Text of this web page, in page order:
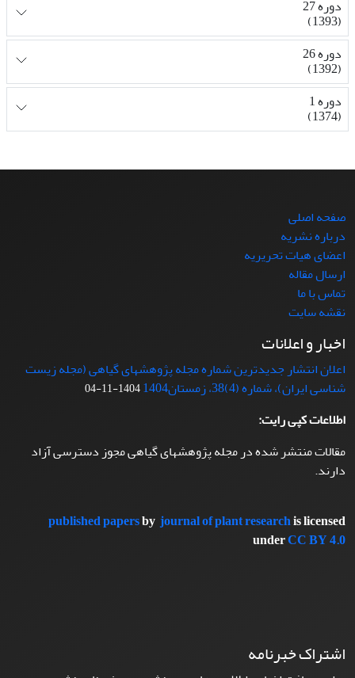
دوره 27
(1393)
دوره 26
(1392)
دوره 1
(1374)
صفحه اصلی
درباره نشریه
اعضای هیات تحریریه
ارسال مقاله
تماس با ما
نقشه سایت
اخبار و اعلانات
اعلان انتشار جدیدترین شماره مجله پژوهشهای گیاهی (مجله زیست
شناسی ایران)، شماره (4)38، زمستان1404
1404-11-04
اطلاعات کپی رایت:
مقالات منتشر شده در مجله پژوهشهای گیاهی مجوز دسترسی آزاد
دارند.
published papersbyjournal of plant researchis licensed
underCC BY 4.0
اشتراک خبرنامه